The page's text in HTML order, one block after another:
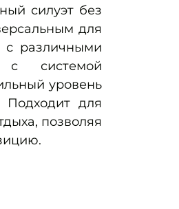
силуэт без
для
с различными
с системой
уровень
для
позволяя